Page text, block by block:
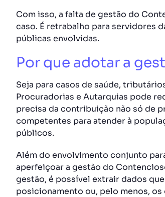
Com isso, a falta de gestão do
caso. É retrabalho para servidores
públicas envolvidas.
Por que adotar a
Seja para casos de saúde,
Procuradorias e Autarquias pode
precisa da contribuição não só de
competentes para atender à
públicos.
Além do envolvimento conjunto
aperfeiçoar a gestão do
gestão, é possível extrair dados
posicionamento ou, pelo menos,